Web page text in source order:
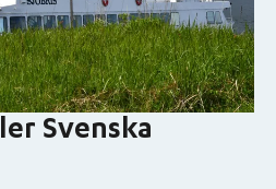
Svenska